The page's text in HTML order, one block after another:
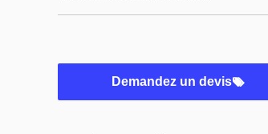
Demandez un devis